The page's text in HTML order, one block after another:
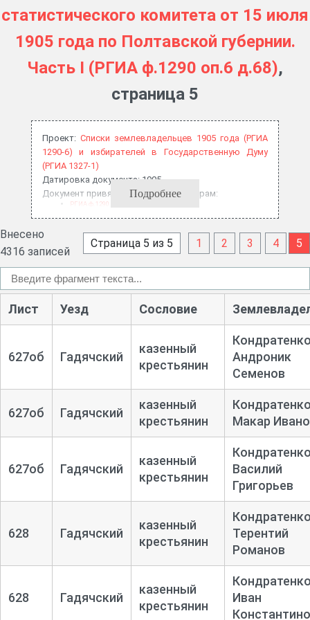
статистического комитета от 15 июля
1905 года по Полтавской губернии.
Часть I (РГИА ф.1290 оп.6 д.68),
страница 5
Проект: Списки землевладельцев 1905 года (РГИА
1290-6) и избирателей в Государственную Думу
(РГИА 1327-1)
Датировка документа: 1905
Документ привязан к архивным шифрам:
РГИА ф.1290 оп.6 д.68
Подробнее
Внесено
4316 записей
Страница 5 из 5 1 2 3 4 5
Лист Уезд Сословие
627об Гадячский
казенный
крестьянин
Андроник
Семенов
627об Гадячский
казенный
крестьянин
Макар
627об Гадячский
казенный
крестьянин
Василий
Григорьев
628 Гадячский
казенный
крестьянин
Терентий
Романов
628 Гадячский
казенный
крестьянин
Иван